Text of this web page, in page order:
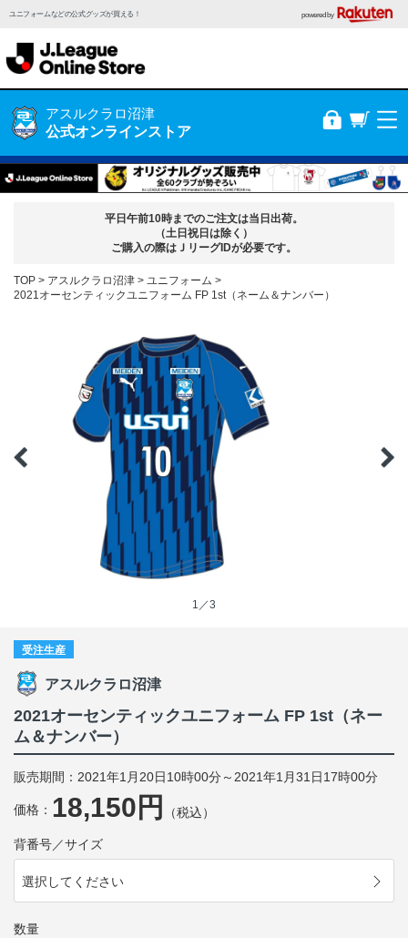
ユニフォームなどの公式グッズが買える！ powered by
アスルクラロ沼津
公式オンラインストア
平日午前10時までのご注文は当日出荷。
（土日祝日は除く）
ご購入の際はＪリーグIDが必要です。
TOP アスルクラロ沼津
ユニフォーム
2021オーセンティックユニフォーム FP 1st（ネーム＆ナンバー）
1／3
受注生産
アスルクラロ沼津
2021オーセンティックユニフォーム FP 1st（ネー
ム＆ナンバー）
販売期間：2021年1月20日10時00分～2021年1月31日17時00分
価格： 18,150円 （税込）
背番号／サイズ
選択してください
数量